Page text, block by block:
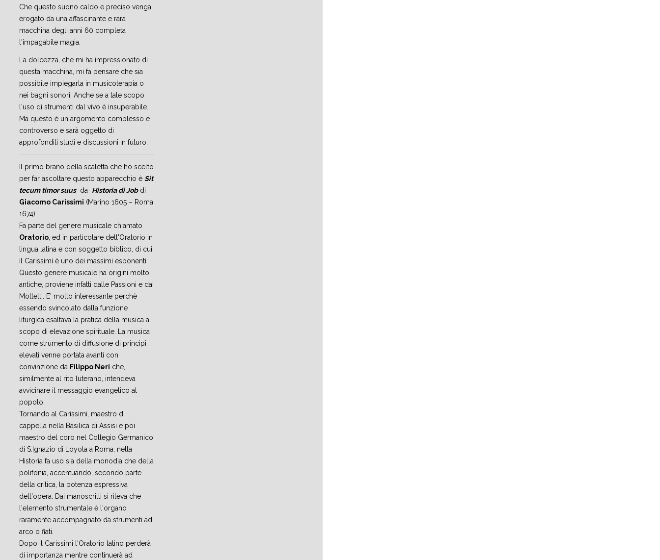
Che questo suono caldo e preciso venga
erogato da una affascinante e rara
macchina degli anni 60 completa
l'impagabile magia.
La dolcezza, che mi ha impressionato di
questa macchina, mi fa pensare che sia
possibile impiegarla in musicoterapia o
nei bagni sonori. Anche se a tale scopo
l'uso di strumenti dal vivo è insuperabile.
Ma questo è un argomento complesso e
controverso e sarà oggetto di
approfonditi studi e discussioni in futuro.
Il primo brano della scaletta che ho scelto
per far ascoltare questo apparecchio è Sit
tecum timor suusda Historia di Jobdi
Giacomo Carissimi (Marino 1605 – Roma
1674).
Fa parte del genere musicale chiamato
Oratorio, ed in particolare dell'Oratorio in
lingua latina e con soggetto biblico, di cui
il Carissimi è uno dei massimi esponenti.
Questo genere musicale ha origini molto
antiche, proviene infatti dalle Passioni e dai
Mottetti. E' molto interessante perchè
essendo svincolato dalla funzione
liturgica esaltava la pratica della musica a
scopo di elevazione spirituale. La musica
come strumento di diffusione di principi
elevati venne portata avanti con
convinzione da Filippo Neri che,
similmente al rito luterano, intendeva
avvicinare il messaggio evangelico al
popolo.
Tornando al Carissimi, maestro di
cappella nella Basilica di Assisi e poi
maestro del coro nel Collegio Germanico
di S.Ignazio di Loyola a Roma, nella
Historia fa uso sia della monodia che della
polifonia, accentuando, secondo parte
della critica, la potenza espressiva
dell'opera. Dai manoscritti si rileva che
l'elemento strumentale è l'organo
raramente accompagnato da strumenti ad
arco o fiati.
Dopo il Carissimi l'Oratorio latino perderà
di importanza mentre continuerà ad